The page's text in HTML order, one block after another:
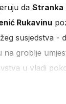
da Stranka
Rukavinu
susjedstva -
na groblje
u vladi